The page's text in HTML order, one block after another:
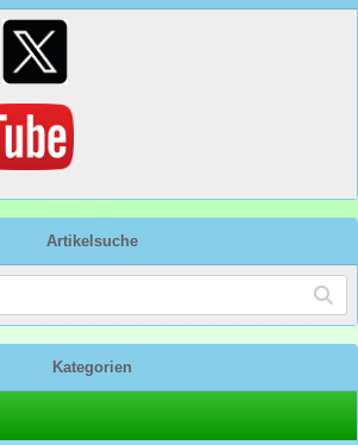
Artikelsuche
Kategorien